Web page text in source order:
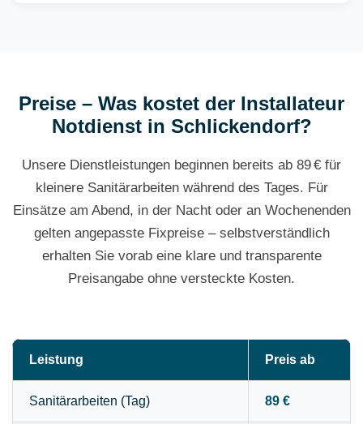
Preise – Was kostet der Installateur
Notdienst in Schlickendorf?
Unsere Dienstleistungen beginnen bereits ab 89 € für
kleinere Sanitärarbeiten während des Tages. Für
Einsätze am Abend, in der Nacht oder an Wochenenden
gelten angepasste Fixpreise – selbstverständlich
erhalten Sie vorab eine klare und transparente
Preisangabe ohne versteckte Kosten.
Leistung Preis ab
Sanitärarbeiten (Tag) 89 €